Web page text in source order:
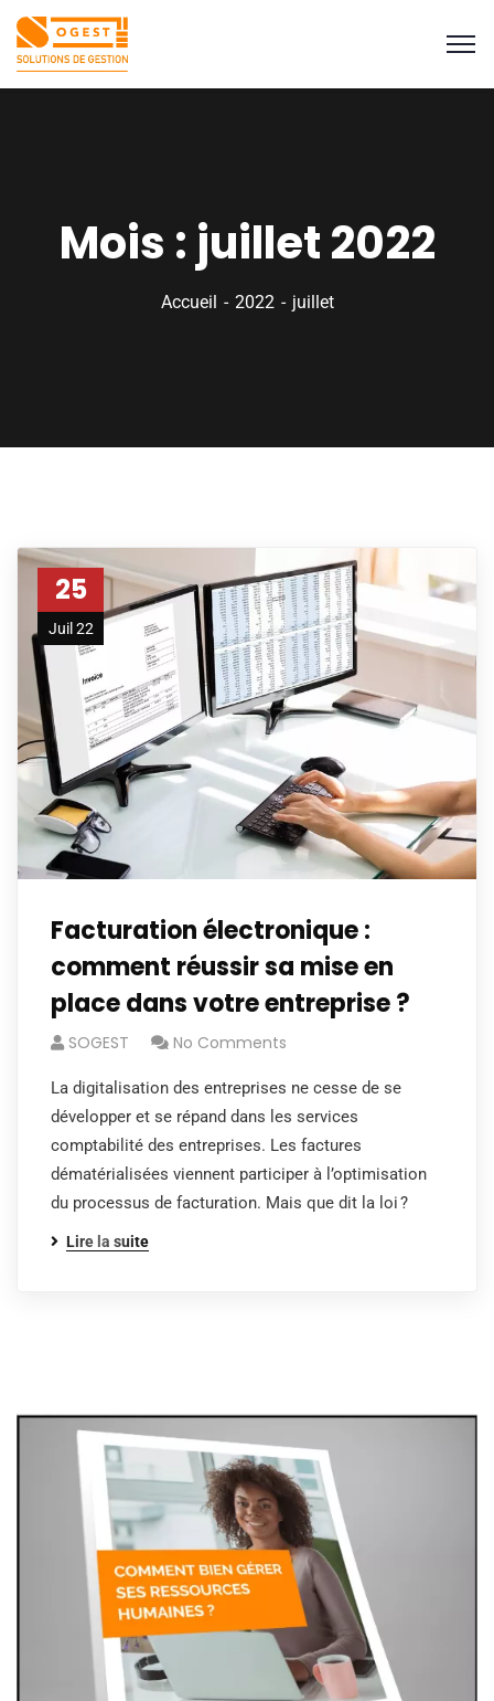
Mois : juillet 2022
Accueil 2022 juillet
25
Juil 22
Facturation électronique :
comment réussir sa mise en
place dans votre entreprise ?
SOGEST No Comments
La digitalisation des entreprises ne cesse de se
développer et se répand dans les services
comptabilité des entreprises. Les factures
dématérialisées viennent participer à l’optimisation
du processus de facturation. Mais que dit la loi ?
Lire la suite